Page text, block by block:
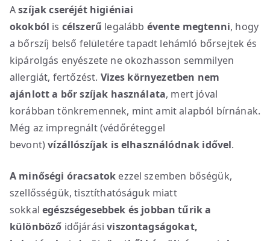
Aszíjak cseréjét higiéniai
okokból is célszerű legalább évente megtenni, hogy
a bőrszíj belső felületére tapadt lehámló bőrsejtek és
kipárolgás enyészete ne okozhasson semmilyen
allergiát, fertőzést. Vizes környezetben nem
ajánlott a bőr szíjak használata, mert jóval
korábban tönkremennek, mint amit alapból bírnának.
Még az impregnált (védőréteggel
bevont)vízállószíjak is elhasználódnak idővel.
A minőségi óracsatok ezzel szemben bőségük,
szellősségük, tisztíthatóságuk miatt
sokkalegészségesebbek és jobban tűrik a
különböző időjárásiviszontagságokat,